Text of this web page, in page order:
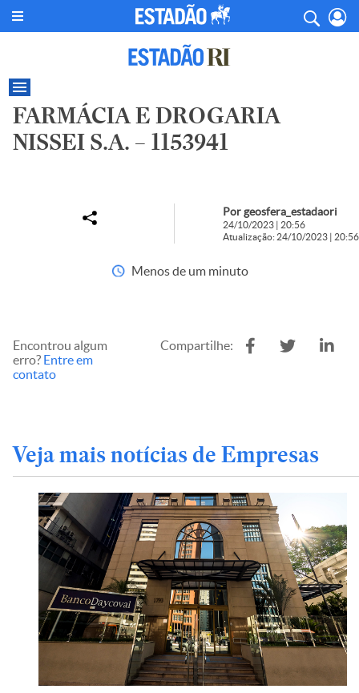
FARMÁCIA E DROGARIA
NISSEI S.A. – 1153941
Por geosfera_estadaori
24/10/2023 | 20:56
Atualização: 24/10/2023 | 20:56
Menos de um minuto
Encontrou algum
erro? Entre em
contato
Compartilhe:
Veja mais notícias de Empresas